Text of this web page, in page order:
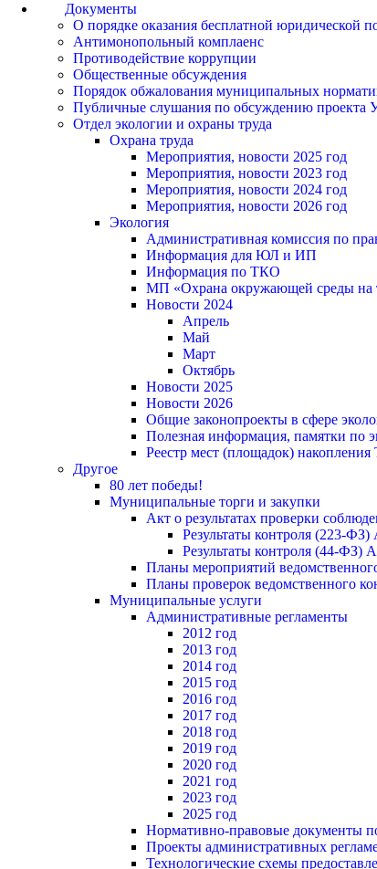
Документы
О порядке оказания бесплатной юридической
Антимонопольный комплаенс
Противодействие коррупции
Общественные обсуждения
Порядок обжалования муниципальных
Публичные слушания по обсуждению проекта
Отдел экологии и охраны труда
Охрана труда
Мероприятия, новости 2025 год
Мероприятия, новости 2023 год
Мероприятия, новости 2024 год
Мероприятия, новости 2026 год
Экология
Административная комиссия по
Информация для ЮЛ и ИП
Информация по ТКО
МП «Охрана окружающей среды на
Новости 2024
Апрель
Май
Март
Октябрь
Новости 2025
Новости 2026
Общие законопроекты в сфере
Полезная информация, памятки по
Реестр мест (площадок)
Другое
80 лет победы!
Муниципальные торги и закупки
Акт о результатах проверки
Результаты контроля (223-
Результаты контроля (44-ФЗ)
Планы мероприятий
Планы проверок ведомственного
Муниципальные услуги
Административные регламенты
2012 год
2013 год
2014 год
2015 год
2016 год
2017 год
2018 год
2019 год
2020 год
2021 год
2023 год
2025 год
Нормативно-правовые документы
Проекты административных
Технологические схемы